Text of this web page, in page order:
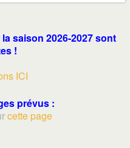
saison 2026-2027 sont
!
ICI
prévus :
cette page